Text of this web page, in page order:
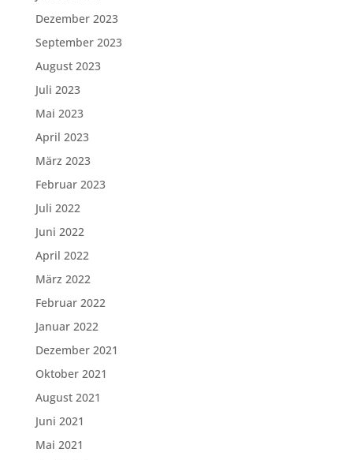
Dezember 2023
September 2023
August 2023
Juli 2023
Mai 2023
April 2023
März 2023
Februar 2023
Juli 2022
Juni 2022
April 2022
März 2022
Februar 2022
Januar 2022
Dezember 2021
Oktober 2021
August 2021
Juni 2021
Mai 2021